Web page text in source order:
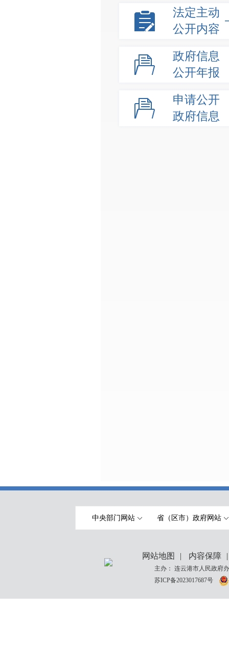
法定主动
公开内容
政府信息
公开年报
申请公开
政府信息
中央部门网站 省（区市）政府网站
网站地图 | 内容保障 |
主办： 连云港市人民政
苏ICP备2023017687号